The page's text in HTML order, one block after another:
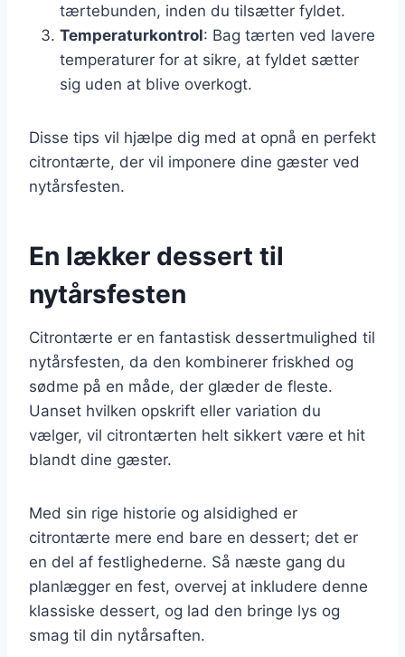
tærtebunden, inden du tilsætter fyldet.
Temperaturkontrol: Bag tærten ved lavere
temperaturer for at sikre, at fyldet sætter
sig uden at blive overkogt.
Disse tips vil hjælpe dig med at opnå en perfekt
citrontærte, der vil imponere dine gæster ved
nytårsfesten.
En lækker dessert til
nytårsfesten
Citrontærte er en fantastisk dessertmulighed til
nytårsfesten, da den kombinerer friskhed og
sødme på en måde, der glæder de fleste.
Uanset hvilken opskrift eller variation du
vælger, vil citrontærten helt sikkert være et hit
blandt dine gæster.
Med sin rige historie og alsidighed er
citrontærte mere end bare en dessert; det er
en del af festlighederne. Så næste gang du
planlægger en fest, overvej at inkludere denne
klassiske dessert, og lad den bringe lys og
smag til din nytårsaften.